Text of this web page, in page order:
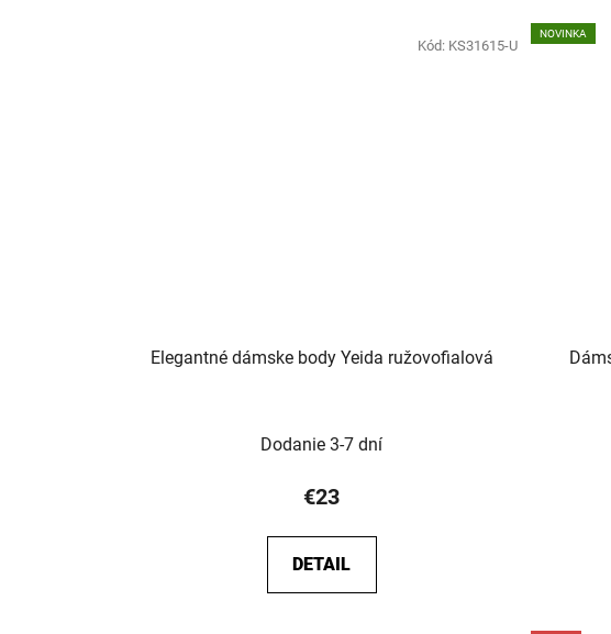
Elegantné dámske body Yeida ružovofialová
Dodanie 3-7 dní
€23
DETAIL
Kód: KS31615-U
NOVINKA